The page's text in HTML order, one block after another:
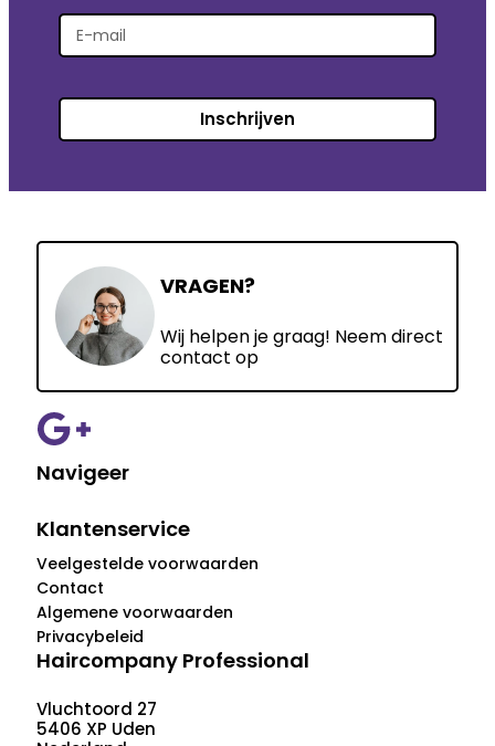
Inschrijven
VRAGEN?
Wij helpen je graag! Neem direct
contact op
Navigeer
Klantenservice
Veelgestelde voorwaarden
Contact
Algemene voorwaarden
Privacybeleid
Haircompany Professional
Vluchtoord 27
5406 XP Uden